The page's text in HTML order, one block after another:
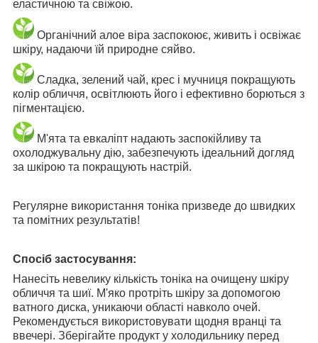
еластичною та свіжою.
Органічний алое віра заспокоює, живить і освіжає
шкіру, надаючи їй природне сяйво.
Сладка, зелений чай, крес і мучниця покращують
колір обличчя, освітлюють його і ефективно борються з
пігментацією.
М'ята та евкаліпт надають заспокійливу та
охолоджувальну дію, забезпечують ідеальний догляд
за шкірою та покращують настрій.
Регулярне використання тоніка призведе до швидких
та помітних результатів!
Спосіб застосування:
Нанесіть невелику кількість тоніка на очищену шкіру
обличчя та шиї. М'яко протріть шкіру за допомогою
ватного диска, уникаючи області навколо очей.
Рекомендується використовувати щодня вранці та
ввечері. Зберігайте продукт у холодильнику перед